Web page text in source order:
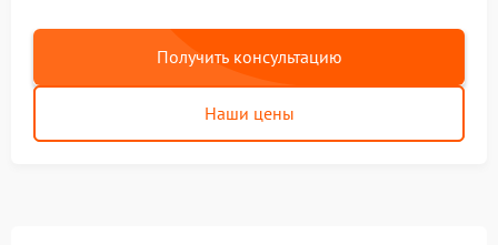
Получить консультацию
Наши цены